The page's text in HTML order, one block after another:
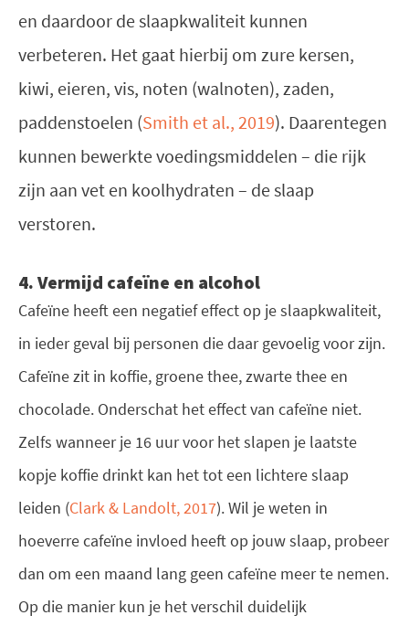
en daardoor de slaapkwaliteit kunnen
verbeteren. Het gaat hierbij om zure kersen,
kiwi, eieren, vis, noten (walnoten), zaden,
paddenstoelen (Smith et al., 2019). Daarentegen
kunnen bewerkte voedingsmiddelen – die rijk
zijn aan vet en koolhydraten – de slaap
verstoren.
4. Vermijd cafeïne en alcohol
Cafeïne heeft een negatief effect op je slaapkwaliteit,
in ieder geval bij personen die daar gevoelig voor zijn.
Cafeïne zit in koffie, groene thee, zwarte thee en
chocolade. Onderschat het effect van cafeïne niet.
Zelfs wanneer je 16 uur voor het slapen je laatste
kopje koffie drinkt kan het tot een lichtere slaap
leiden (Clark & Landolt, 2017). Wil je weten in
hoeverre cafeïne invloed heeft op jouw slaap, probeer
dan om een maand lang geen cafeïne meer te nemen.
Op die manier kun je het verschil duidelijk